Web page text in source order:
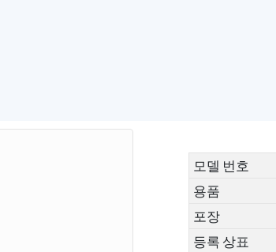
모델 번호
용품
포장
등록 상표